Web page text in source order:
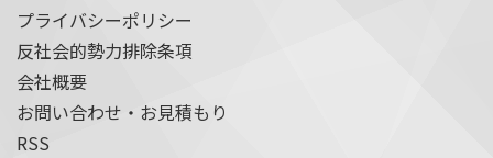
プライバシーポリシー
反社会的勢力排除条項
会社概要
お問い合わせ・お見積もり
RSS